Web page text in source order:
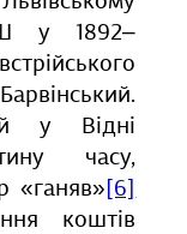
у 1892‒
у Відні
часу,
«ганяв» [6]
коштів